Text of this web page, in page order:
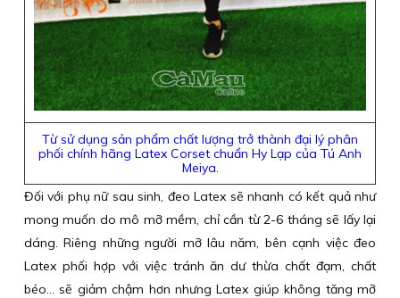
Từ sử dụng sản phẩm chất lượng trở thành đại lý phân
phối chính hãng Latex Corset chuẩn Hy Lạp của Tú Anh
Meiya.
Đối với phụ nữ sau sinh, đeo Latex sẽ nhanh có kết quả như
mong muốn do mô mỡ mềm, chỉ cần từ 2-6 tháng sẽ lấy lại
dáng. Riêng những người mỡ lâu năm, bên cạnh việc đeo
Latex phối hợp với việc tránh ăn dư thừa chất đạm, chất
béo… sẽ giảm chậm hơn nhưng Latex giúp không tăng mỡ